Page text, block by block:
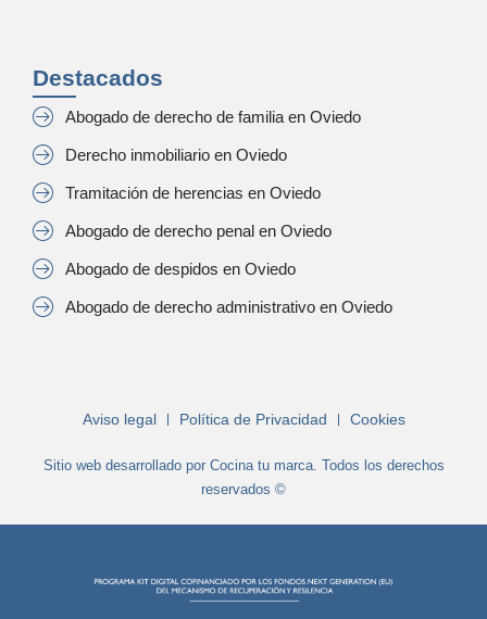
Destacados
Abogado de derecho de familia en Oviedo
Derecho inmobiliario en Oviedo
Tramitación de herencias en Oviedo
Abogado de derecho penal en Oviedo
Abogado de despidos en Oviedo
Abogado de derecho administrativo en Oviedo
Aviso legal Política de Privacidad Cookies
Sitio web desarrollado por Cocina tu marca. Todos los derechos
reservados ©